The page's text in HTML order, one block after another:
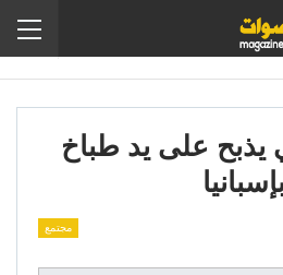
يذبح على يد طباخ
بإسبانيا
مجتمع